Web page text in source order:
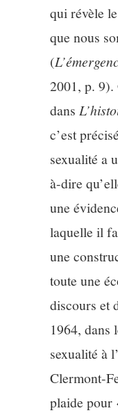
qui révèle
que nous
(
2001, p. 9).
dans
c’est
sexualité a
à-dire
une
laquelle il
une
toute une
discours et
1964, dans
sexualité à
Clermont-
plaide pour